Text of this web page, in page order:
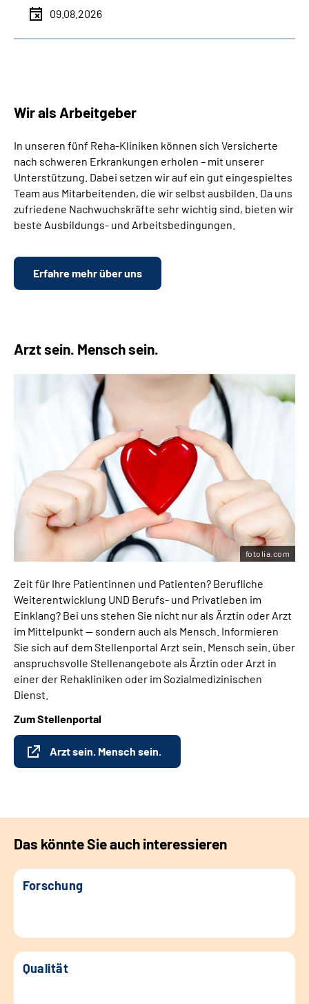
09.08.2026
Wir als Arbeitgeber
In unseren fünf Reha-Kliniken können sich Versicherte
nach schweren Erkrankungen erholen – mit unserer
Unterstützung. Dabei setzen wir auf ein gut eingespieltes
Team aus Mitarbeitenden, die wir selbst ausbilden. Da uns
zufriedene Nachwuchskräfte sehr wichtig sind, bieten wir
beste Ausbildungs- und Arbeitsbedingungen.
Erfahre mehr über uns
Arzt sein. Mensch sein.
Zeit für Ihre Patientinnen und Patienten? Berufliche
Weiterentwicklung UND Berufs- und Privatleben im
Einklang? Bei uns stehen Sie nicht nur als Ärztin oder Arzt
im Mittelpunkt — sondern auch als Mensch. Informieren
Sie sich auf dem Stellenportal Arzt sein. Mensch sein. über
anspruchsvolle Stellenangebote als Ärztin oder Arzt in
einer der Rehakliniken oder im Sozialmedizinischen
Dienst.
Zum Stellenportal
Arzt sein. Mensch sein.
fotolia.com
Das könnte Sie auch interessieren
Forschung
Qualität